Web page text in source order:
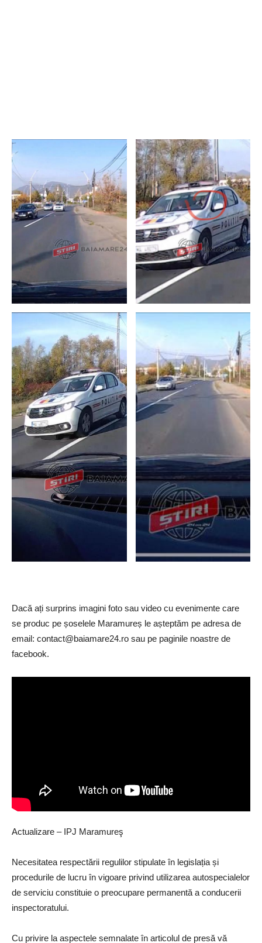
Dacă ați surprins imagini foto sau video cu evenimente care
se produc pe șoselele Maramureș le așteptăm pe adresa de
email: contact@baiamare24.ro sau pe paginile noastre de
facebook.
Actualizare – IPJ Maramureş
Necesitatea respectării regulilor stipulate în legislația și
procedurile de lucru în vigoare privind utilizarea autospecialelor
de serviciu constituie o preocupare permanentă a conducerii
inspectoratului.
Cu privire la aspectele semnalate în articolul de presă vă